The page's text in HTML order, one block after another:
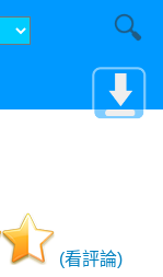
(看評論)